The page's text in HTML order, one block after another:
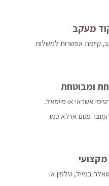
מעקב
קיימת אפשרות למשלוח
ומבוטחת
אשראי או פייפאל.
פגום או לא כמו
מקצועי
במייל, טלפון או